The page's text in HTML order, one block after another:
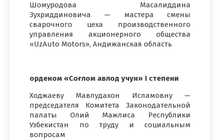
Шомуродова Масалиддина
Зухриддиновича — мастера смены
сварочного цеха производственного
управления акционерного общества
«UzAuto Motors», Андижанская область
орденом «Соғлом авлод учун» I степени
Ходжаеву Мавлудахон Исламовну —
председателя Комитета Законодательной
палаты Олий Мажлиса Республики
Узбекистан по труду и социальным
вопросам